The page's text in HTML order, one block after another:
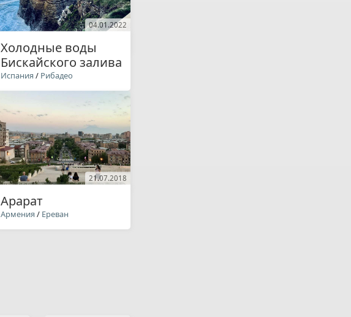
04.01.2022
Холодные воды
Бискайского залива
Испания / Рибадео
21.07.2018
Арарат
Армения / Ереван